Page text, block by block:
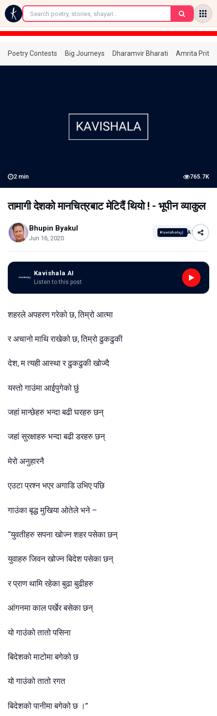
←
Poetry Contests Big Journeys Dharamvir Bharati Amrita
2 min 765.7K
तामागी देशको मानचित्रबाट मेटिदैं थियो ! - भूपीन व्याकुल
Bhupin Byakul
Jun 16, 2020
AI
Kavishala AI
Listen to this post
शहरले अपहरण गरेको छ, तिम्रो आत्मा
र अचानो माथि राखेको छ, तिम्रो ढुकढुकी
देश, म त्यही आस्था र ढुकढुकी खोज्दै
यस्तो गाउंमा आईपुगेको छुं
जहां मान्छेहरु भन्दा बढी घरहरु छन्
जहां सुरक्षाहरु भन्दा बढी डरहरु छन्
मेरो अनुहारनै
एउटा प्रश्न भएर अगाडि उभिए पछि
गाउंका बृद्ध मुखिया ओतेले भने –
“युवतीहरु सपना खोज्न शहर पसेका छन्
युवाहरु जिवन खोज्न बिदेश पसेका छन्
र प्राण थामि रहेका बुढा बुढीहरु
आंगनमा काल पर्खेर बसेका छन्
यो गाउंको तातो पसिना
बिदेशको माटोमा बगेको छ
यो गाउंको तातो रगत
बिदेशको पानीमा बगेको छ ।”